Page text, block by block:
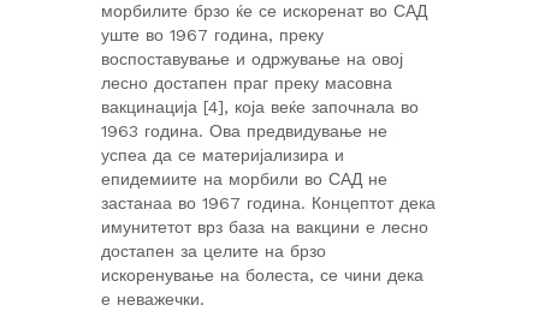
морбилите брзо ќе се искоренат во САД
уште во 1967 година, преку
воспоставување и одржување на овој
лесно достапен праг преку масовна
вакцинација [4], која веќе започнала во
1963 година. Ова предвидување не
успеа да се материјализира и
епидемиите на морбили во САД не
застанаа во 1967 година. Концептот дека
имунитетот врз база на вакцини е лесно
достапен за целите на брзо
искоренување на болеста, се чини дека
е неважечки.